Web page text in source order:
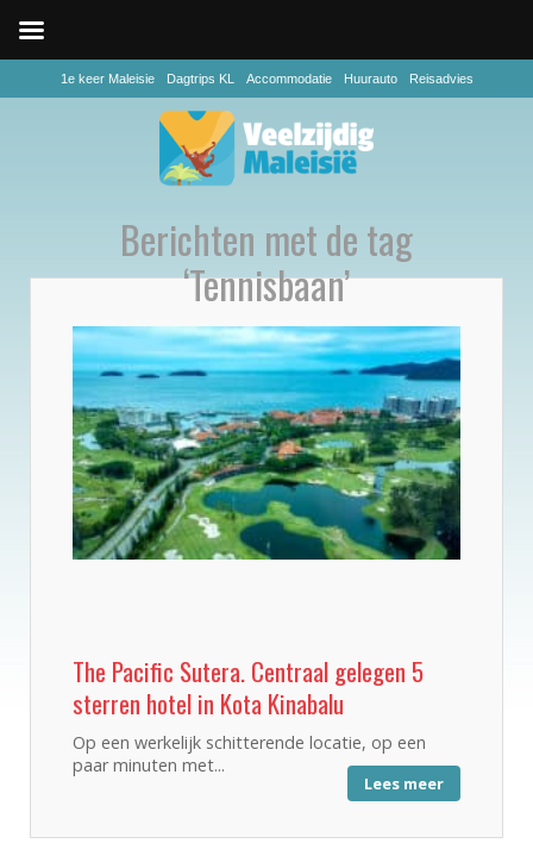
1e keer Maleisie Dagtrips KL Accommodatie Huurauto Reisadvies
Berichten met de tag
‘Tennisbaan’
The Pacific Sutera. Centraal gelegen 5
sterren hotel in Kota Kinabalu
Op een werkelijk schitterende locatie, op een
paar minuten met...
Lees meer